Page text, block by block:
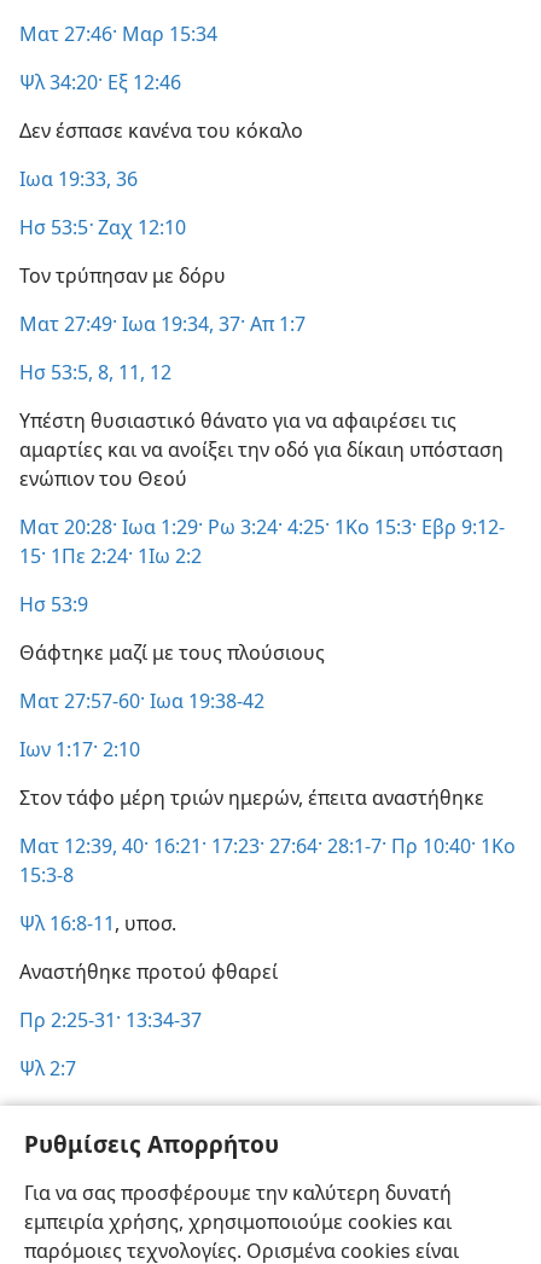
Ρυθμίσεις Απορρήτου
Για να σας προσφέρουμε την καλύτερη δυνατή
εμπειρία χρήσης, χρησιμοποιούμε cookies και
παρόμοιες τεχνολογίες. Ορισμένα cookies είναι
Ματ 27:46· Μαρ 15:34
Ψλ 34:20· Εξ 12:46
Δεν έσπασε κανένα του κόκαλο
Ιωα 19:33, 36
Ησ 53:5·Ζαχ 12:10
Τον τρύπησαν με δόρυ
Ματ 27:49· Ιωα 19:34, 37· Απ 1:7
Ησ 53:5, 8, 11, 12
Υπέστη θυσιαστικό θάνατο για να αφαιρέσει τις
αμαρτίες και να ανοίξει την οδό για δίκαιη υπόσταση
ενώπιον του Θεού
Ματ 20:28· Ιωα 1:29· Ρω 3:24· 4:25· 1Κο 15:3· Εβρ 9:12-
15· 1Πε 2:24· 1Ιω 2:2
Ησ 53:9
Θάφτηκε μαζί με τους πλούσιους
Ματ 27:57-60· Ιωα 19:38-42
Ιων 1:17· 2:10
Στον τάφο μέρη τριών ημερών, έπειτα αναστήθηκε
Ματ 12:39, 40· 16:21· 17:23· 27:64· 28:1-7· Πρ 10:40· 1Κο
15:3-8
Ψλ 16:8-11, υποσ.
Αναστήθηκε προτού φθαρεί
Πρ 2:25-31· 13:34-37
Ψλ 2:7
το πνεύμα και ανασταίνοντάς τον
Ματ 3:16, 17·Μαρ 1:9-11·Λου 3:21, 22·Πρ 13:33·
1:4·Εβρ 1:5·5:5